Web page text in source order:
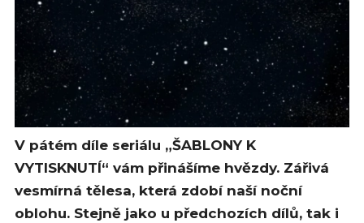
V pátém díle seriálu „ŠABLONY K
VYTISKNUTÍ“ vám přinášíme hvězdy. Zářivá
vesmírná tělesa, která zdobí naší noční
oblohu. Stejně jako u předchozích dílů, tak i